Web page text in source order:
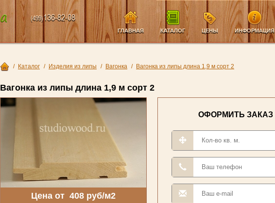
(499)136-82-08
ГЛАВНАЯ КАТАЛОГ ЦЕНЫ ИНФОРМАЦИЯ
/ Каталог / Изделия из липы / Вагонка / Вагонка из липы длина 1,9 м сорт 2
Вагонка из липы длина 1,9 м сорт 2
Цена от 408 руб/м2
ОФОРМИТЬ ЗАКАЗ